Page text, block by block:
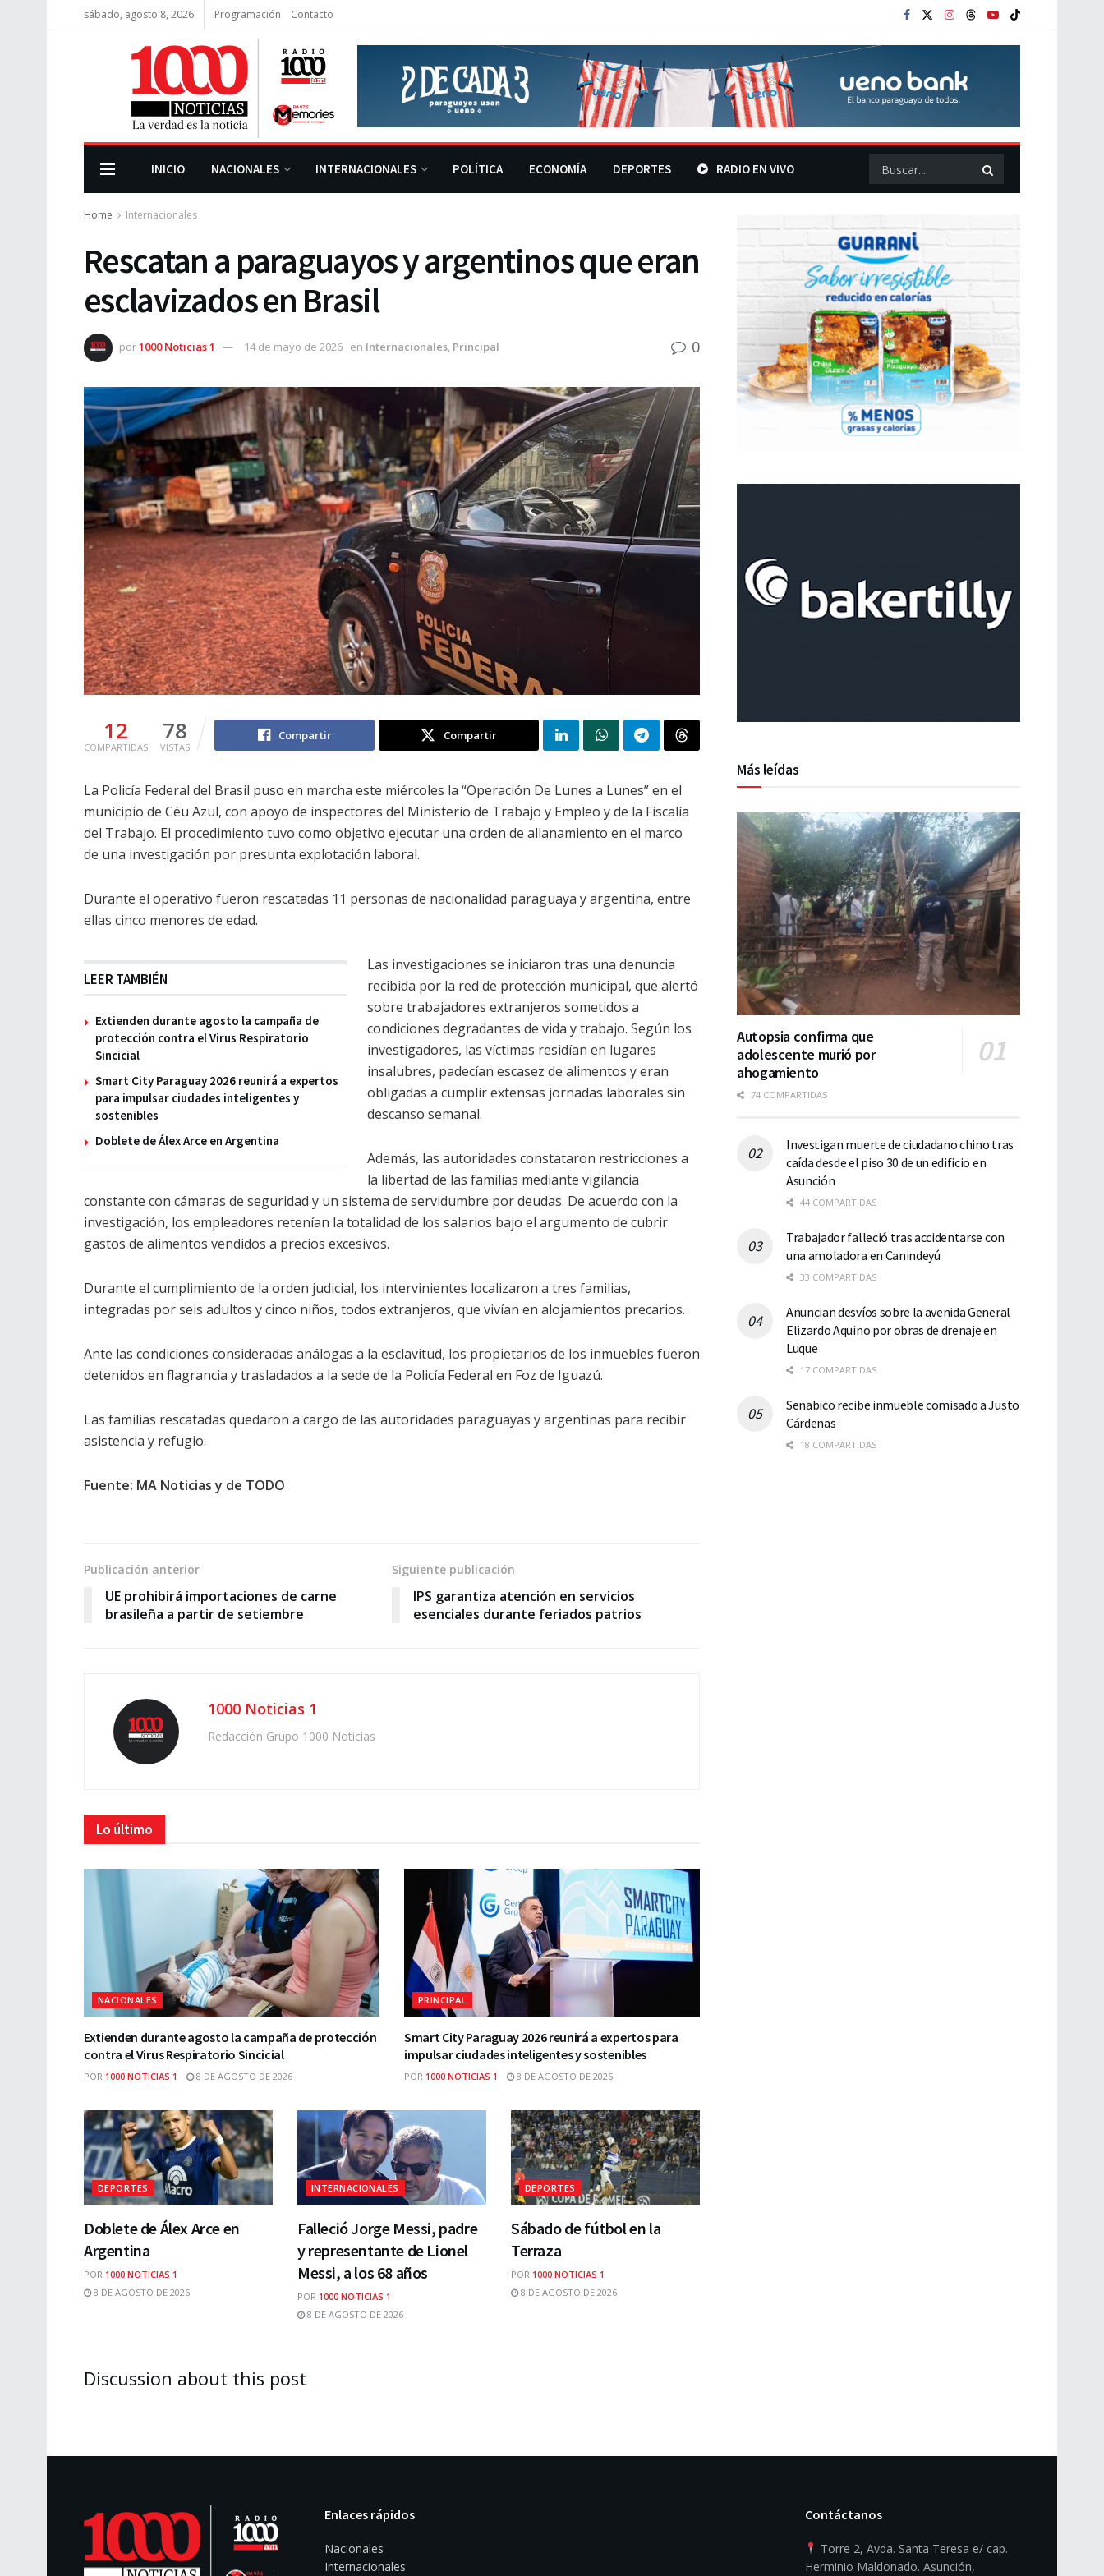
sábado, agosto 8, 2026 Programación Contacto
INICIO NACIONALES INTERNACIONALES POLÍTICA ECONOMÍA DEPORTES RADIO EN VIVO
Home Internacionales
Rescatan a paraguayos y argentinos que eran
esclavizados en Brasil
por1000 Noticias 1 14 de mayo de 2026 en Internacionales, Principal 0
12
COMPARTIDAS
78
VISTAS
Compartir Compartir
La Policía Federal del Brasil puso en marcha este miércoles la “Operación De Lunes a Lunes” en el
municipio de Céu Azul, con apoyo de inspectores del Ministerio de Trabajo y Empleo y de la Fiscalía
del Trabajo. El procedimiento tuvo como objetivo ejecutar una orden de allanamiento en el marco
de una investigación por presunta explotación laboral.
Durante el operativo fueron rescatadas 11 personas de nacionalidad paraguaya y argentina, entre
ellas cinco menores de edad.
LEER TAMBIÉN
Extienden durante agosto la campaña de
protección contra el Virus Respiratorio
Sincicial
Smart City Paraguay 2026 reunirá a expertos
para impulsar ciudades inteligentes y
sostenibles
Doblete de Álex Arce en Argentina
Las investigaciones se iniciaron tras una denuncia
recibida por la red de protección municipal, que alertó
sobre trabajadores extranjeros sometidos a
condiciones degradantes de vida y trabajo. Según los
investigadores, las víctimas residían en lugares
insalubres, padecían escasez de alimentos y eran
obligadas a cumplir extensas jornadas laborales sin
descanso semanal.
Además, las autoridades constataron restricciones a
la libertad de las familias mediante vigilancia
constante con cámaras de seguridad y un sistema de servidumbre por deudas. De acuerdo con la
investigación, los empleadores retenían la totalidad de los salarios bajo el argumento de cubrir
gastos de alimentos vendidos a precios excesivos.
Durante el cumplimiento de la orden judicial, los intervinientes localizaron a tres familias,
integradas por seis adultos y cinco niños, todos extranjeros, que vivían en alojamientos precarios.
Ante las condiciones consideradas análogas a la esclavitud, los propietarios de los inmuebles fueron
detenidos en flagrancia y trasladados a la sede de la Policía Federal en Foz de Iguazú.
Las familias rescatadas quedaron a cargo de las autoridades paraguayas y argentinas para recibir
asistencia y refugio.
Fuente: MA Noticias y de TODO
Publicación anterior
UE prohibirá importaciones de carne
brasileña a partir de setiembre
Siguiente publicación
IPS garantiza atención en servicios
esenciales durante feriados patrios
1000 Noticias 1
Redacción Grupo 1000 Noticias
Lo último
NACIONALES
Extienden durante agosto la campaña de protección
contra el Virus Respiratorio Sincicial
POR 1000 NOTICIAS 1 8 DE AGOSTO DE 2026
PRINCIPAL
Smart City Paraguay 2026 reunirá a expertos para
impulsar ciudades inteligentes y sostenibles
POR 1000 NOTICIAS 1 8 DE AGOSTO DE 2026
DEPORTES
Doblete de Álex Arce en
Argentina
POR 1000 NOTICIAS 1
8 DE AGOSTO DE 2026
INTERNACIONALES
Falleció Jorge Messi, padre
y representante de Lionel
Messi, a los 68 años
POR 1000 NOTICIAS 1
8 DE AGOSTO DE 2026
DEPORTES
Sábado de fútbol en la
Terraza
POR 1000 NOTICIAS 1
8 DE AGOSTO DE 2026
Discussion about this post
Más leídas
Autopsia confirma que
adolescente murió por
ahogamiento
74 COMPARTIDAS
Investigan muerte de ciudadano chino tras
caída desde el piso 30 de un edificio en
Asunción
44 COMPARTIDAS
Trabajador falleció tras accidentarse con
una amoladora en Canindeyú
33 COMPARTIDAS
Anuncian desvíos sobre la avenida General
Elizardo Aquino por obras de drenaje en
Luque
17 COMPARTIDAS
Senabico recibe inmueble comisado a Justo
Cárdenas
18 COMPARTIDAS
Enlaces rápidos
Nacionales
Internacionales
Contáctanos
Torre 2, Avda. Santa Teresa e/ cap.
Herminio Maldonado. Asunción,